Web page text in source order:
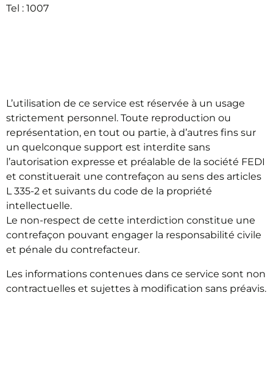
Tel : 1007
L’utilisation de ce service est réservée à un usage
strictement personnel. Toute reproduction ou
représentation, en tout ou partie, à d’autres fins sur
un quelconque support est interdite sans
l’autorisation expresse et préalable de la société FEDI
et constituerait une contrefaçon au sens des articles
L 335-2 et suivants du code de la propriété
intellectuelle.
Le non-respect de cette interdiction constitue une
contrefaçon pouvant engager la responsabilité civile
et pénale du contrefacteur.
Les informations contenues dans ce service sont non
contractuelles et sujettes à modification sans préavis.